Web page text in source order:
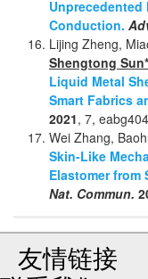
Conduction.
Lijing Zheng,
Shengtong Sun*
Liquid Metal
Smart Fabrics
2021, 7,
Wei Zhang,
Skin-Like
Elastomer from
Nat. Commun.
友情链接